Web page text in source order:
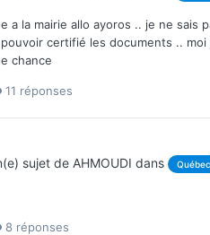
a la mairie allo ayoros .. je ne sais
certifié les documents ..
chance
11 réponses
sujet de AHMOUDI dans Québec
8 réponses